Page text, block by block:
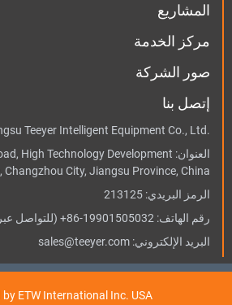
المشاريع
مركز الخدمة
صور الشركة
إتصل بنا
Teeyer Intelligent Equipment Co., Ltd.
العنوان: High Technology Development
Changzhou City, Jiangsu Province, China
الرمز البريدي: 213125
رقم الهاتف: +86-19901505032(للتواصل
البريد الإلكتروني: sales@teeyer.com
ETW International Inc. USA